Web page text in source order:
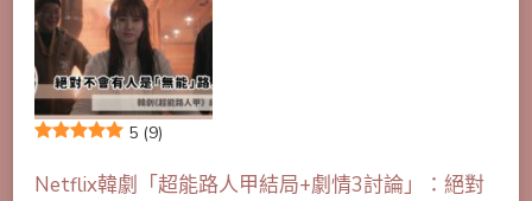
5 (9)
Netflix韓劇「超能路人甲結局+劇情3討論」：絕對